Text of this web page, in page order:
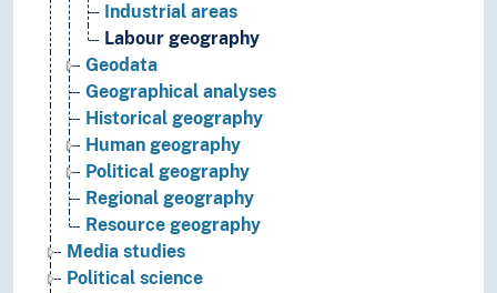
Industrial areas
Labour geography
Geodata
Geographical analyses
Historical geography
Human geography
Political geography
Regional geography
Resource geography
Media studies
Political science